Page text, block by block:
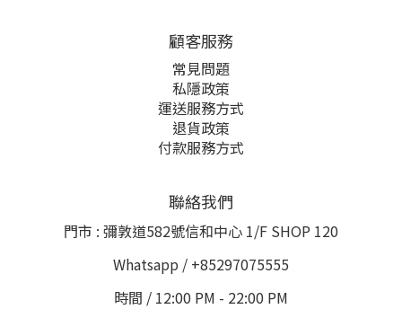
顧客服務
常見問題
私隱政策
運送服務方式
退貨政策
付款服務方式
聯絡我們
門市 : 彌敦道582號信和中心 1/F SHOP 120
Whatsapp / +85297075555
時間 / 12:00 PM - 22:00 PM